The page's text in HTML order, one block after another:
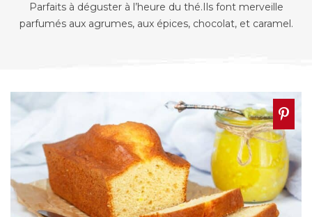
Parfaits à déguster à l’heure du thé.Ils font merveille
parfumés aux agrumes, aux épices, chocolat, et caramel.